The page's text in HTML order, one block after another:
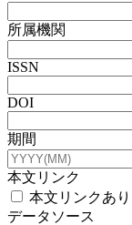
所属機関
ISSN
DOI
期間
本文リンク
本文リンクあり
データソース